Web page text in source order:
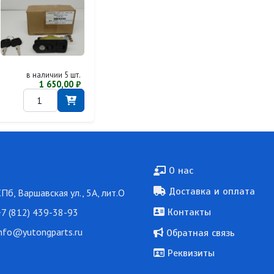
в наличии 5 шт.
1 650,00 ₽
Варшавская ул., 5А, лит.О
(812) 439-38-93
Подвал
О нас
Доставка и оплата
Контакты
Обратная связь
Реквизиты